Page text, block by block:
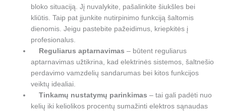
bloko situaciją. Jį nuvalykite, pašalinkite šiukšles bei
kliūtis. Taip pat įjunkite nutirpinimo funkciją šaltomis
dienomis. Jeigu pastebite pažeidimus, kriepkitės į
profesionalus.
Reguliarus aptarnavimas – būtent reguliarus
aptarnavimas užtikrina, kad elektrinės sistemos, šaltnešio
perdavimo vamzdelių sandarumas bei kitos funkcijos
veiktų idealiai.
Tinkamų nustatymų parinkimas – tai gali padėti nuo
kelių iki keliolikos procentų sumažinti elektros sąnaudas